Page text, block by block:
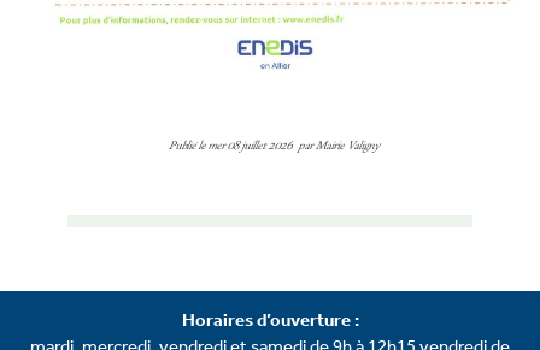
Publié le mer 08 juillet 2026 parMairie Valigny
Horaires d’ouverture :